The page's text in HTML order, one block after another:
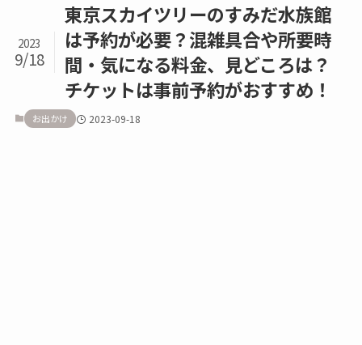
東京スカイツリーのすみだ水族館
は予約が必要？混雑具合や所要時
間・気になる料金、見どころは？
チケットは事前予約がおすすめ！
2023
9/18
お出かけ 2023-09-18